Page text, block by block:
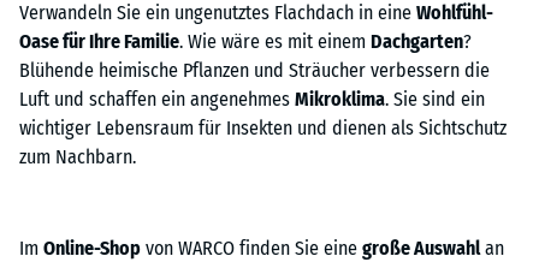
Verwandeln Sie ein ungenutztes Flachdach in eine Wohlfühl-
Oase für Ihre Familie. Wie wäre es mit einem Dachgarten?
Blühende heimische Pflanzen und Sträucher verbessern die
Luft und schaffen ein angenehmes Mikroklima. Sie sind ein
wichtiger Lebensraum für Insekten und dienen als Sichtschutz
zum Nachbarn.
Im Online-Shop von WARCO finden Sie eine große Auswahlan